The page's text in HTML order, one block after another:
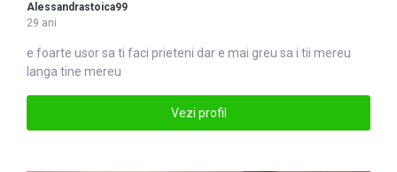
Alessandrastoica99
29 ani
e foarte usor sa ti faci prieteni dar e mai greu sa i tii mereu
langa tine mereu
Vezi profil